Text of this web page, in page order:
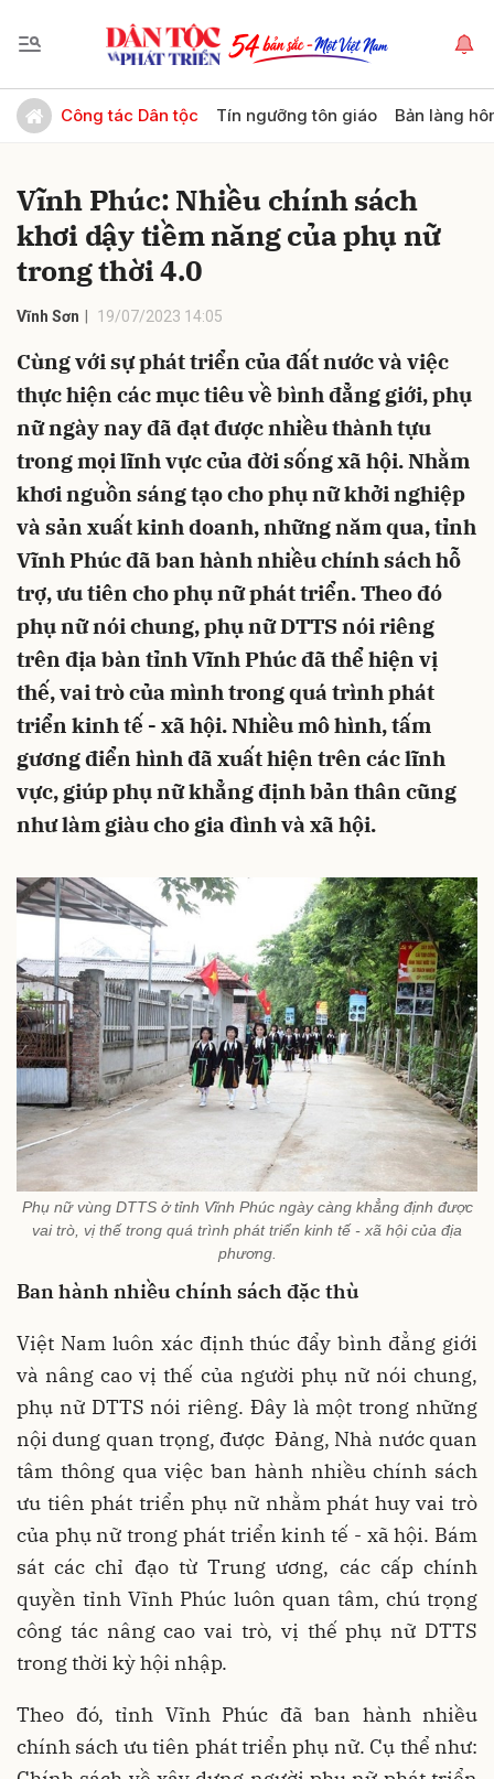
Công tác Dân tộc Tín ngưỡng tôn giáo Bản làng
Vĩnh Phúc: Nhiều chính sách
khơi dậy tiềm năng của phụ nữ
trong thời 4.0
Vĩnh Sơn 19/07/2023 14:05
Cùng với sự phát triển của đất nước và việc
thực hiện các mục tiêu về bình đẳng giới, phụ
nữ ngày nay đã đạt được nhiều thành tựu
trong mọi lĩnh vực của đời sống xã hội. Nhằm
khơi nguồn sáng tạo cho phụ nữ khởi nghiệp
và sản xuất kinh doanh, những năm qua, tỉnh
Vĩnh Phúc đã ban hành nhiều chính sách hỗ
trợ, ưu tiên cho phụ nữ phát triển. Theo đó
phụ nữ nói chung, phụ nữ DTTS nói riêng
trên địa bàn tỉnh Vĩnh Phúc đã thể hiện vị
thế, vai trò của mình trong quá trình phát
triển kinh tế - xã hội. Nhiều mô hình, tấm
gương điển hình đã xuất hiện trên các lĩnh
vực, giúp phụ nữ khẳng định bản thân cũng
như làm giàu cho gia đình và xã hội.
Phụ nữ vùng DTTS ở tỉnh Vĩnh Phúc ngày càng khẳng định được
vai trò, vị thế trong quá trình phát triển kinh tế - xã hội của địa
phương.
Ban hành nhiều chính sách đặc thù
Việt Nam luôn xác định thúc đẩy bình đẳng giới
và nâng cao vị thế của người phụ nữ nói chung,
phụ nữ DTTS nói riêng. Đây là một trong những
nội dung quan trọng, được Đảng, Nhà nước quan
tâm thông qua việc ban hành nhiều chính sách
ưu tiên phát triển phụ nữ nhằm phát huy vai trò
của phụ nữ trong phát triển kinh tế - xã hội. Bám
sát các chỉ đạo từ Trung ương, các cấp chính
quyền tỉnh Vĩnh Phúc luôn quan tâm, chú trọng
công tác nâng cao vai trò, vị thế phụ nữ DTTS
trong thời kỳ hội nhập.
Theo đó, tỉnh Vĩnh Phúc đã ban hành nhiều
chính sách ưu tiên phát triển phụ nữ. Cụ thể như:
Gửi bình luận